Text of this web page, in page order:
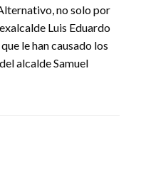
no solo por
Luis Eduardo
le han causado los
alcalde Samuel